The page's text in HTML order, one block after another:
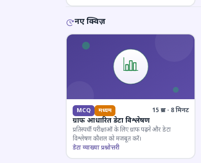
नए क्विज़
MCQ मध्यम 15 प्रश्न · 8 मिनट
ग्राफ आधारित डेटा विश्लेषण
प्रतिस्पर्धी परीक्षाओं के लिए ग्राफ पढ़ने और डेटा
विश्लेषण कौशल को मजबूत करें।
डेटा व्याख्या प्रश्नोत्तरी